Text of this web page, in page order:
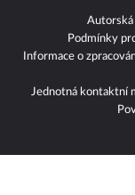
Autorská
Podmínky
Informace o
Jednotná kontaktní